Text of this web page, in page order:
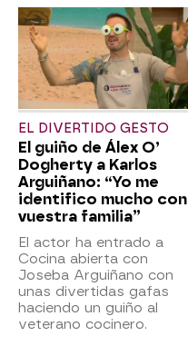
EL DIVERTIDO GESTO
El guiño de Álex O’
Dogherty a Karlos
Arguiñano: “Yo me
identifico mucho con
vuestra familia”
El actor ha entrado a
Cocina abierta con
Joseba Arguiñano con
unas divertidas gafas
haciendo un guiño al
veterano cocinero.